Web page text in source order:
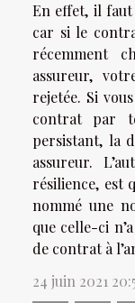
En effet, il
car si le
récemment
assureur,
rejetée. Si
contrat par
persistant, la
assureur.
résilience, est
nommé une
que celle-ci
de contrat à
24 juin 2021